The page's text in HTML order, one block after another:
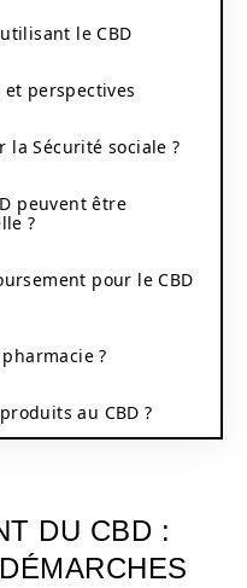
le CBD
et perspectives
la Sécurité sociale ?
peuvent être
?
pour le CBD
?
au CBD ?
DU CBD :